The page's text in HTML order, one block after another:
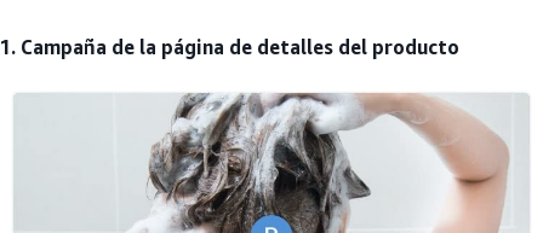
1. Campaña de la página de detalles del producto